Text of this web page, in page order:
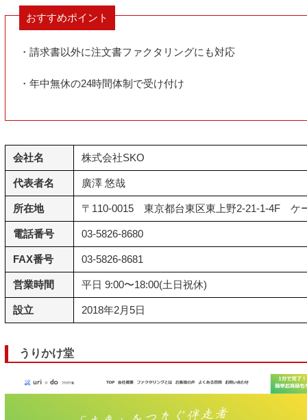
おすすめポイント
・請求書以外に注文書ファクタリングにも対応
・年中無休の24時間体制で受け付け
会社名 株式会社SKO
代表者名 廣澤 悠哉
所在地 〒110-0015 東京都台東区東上野2-21-1-4F ケ
電話番号 03-5826-8680
FAX番号 03-5826-8681
営業時間 平日 9:00〜18:00(土日祝休)
設立 2018年2月5日
うりかけ堂